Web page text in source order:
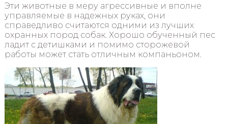
Эти животные в меру агрессивные и вполне
управляемые в надежных руках, они
справедливо считаются одними из лучших
охранных пород собак. Хорошо обученный пес
ладит с детишками и помимо сторожевой
работы может стать отличным компаньоном.